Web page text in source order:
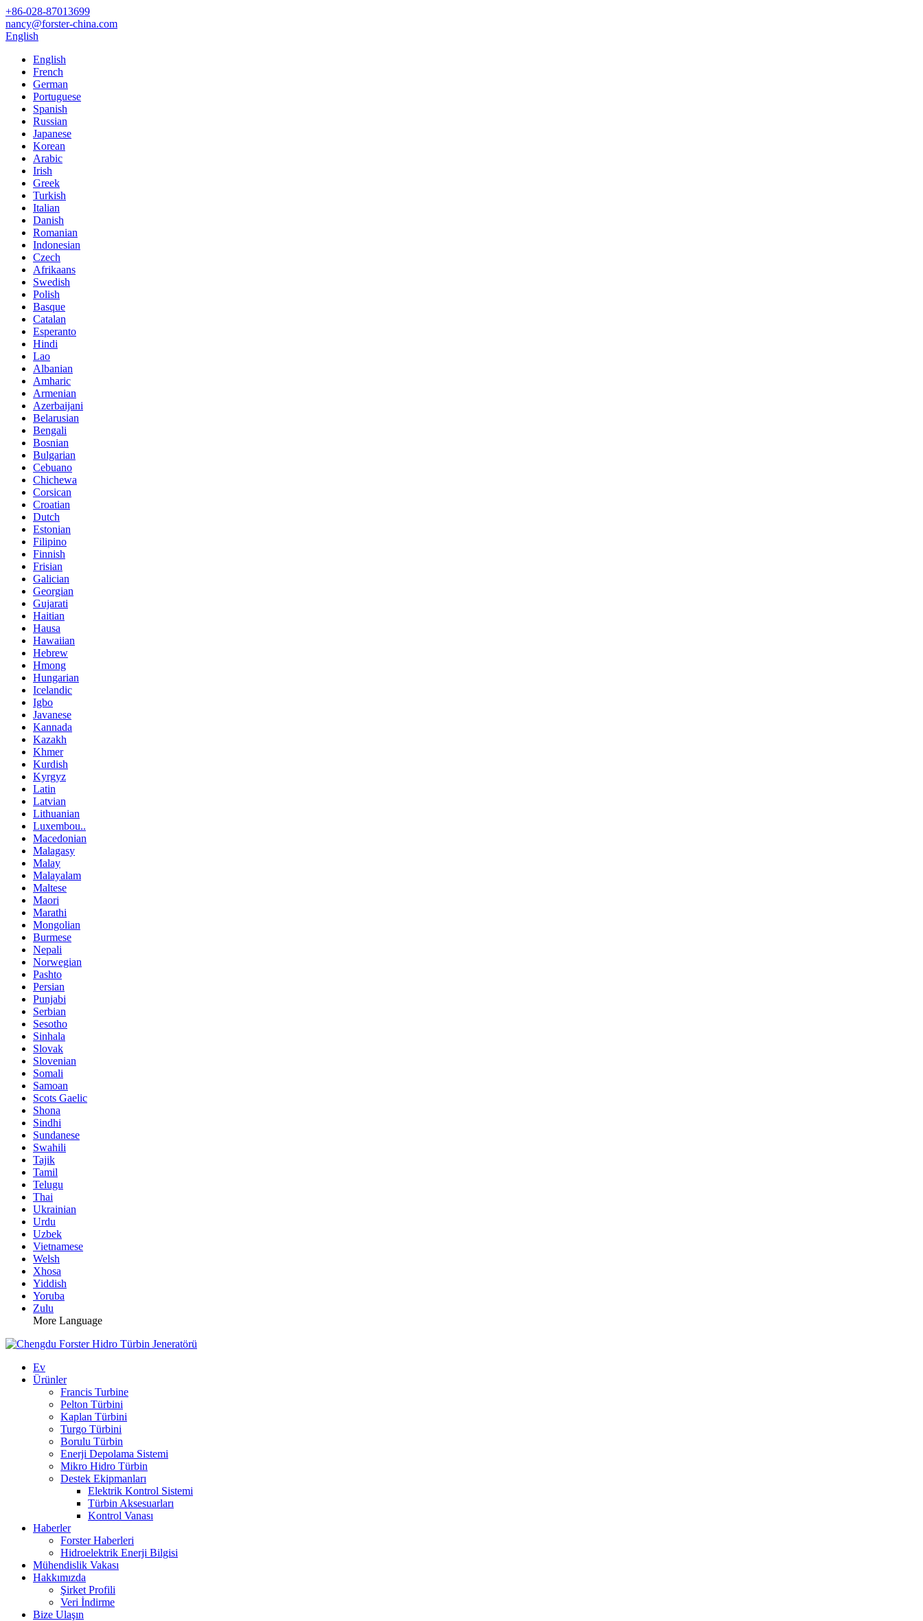
+86-028-87013699
nancy@forster-china.com
English
English
French
German
Portuguese
Spanish
Russian
Japanese
Korean
Arabic
Irish
Greek
Turkish
Italian
Danish
Romanian
Indonesian
Czech
Afrikaans
Swedish
Polish
Basque
Catalan
Esperanto
Hindi
Lao
Albanian
Amharic
Armenian
Azerbaijani
Belarusian
Bengali
Bosnian
Bulgarian
Cebuano
Chichewa
Corsican
Croatian
Dutch
Estonian
Filipino
Finnish
Frisian
Galician
Georgian
Gujarati
Haitian
Hausa
Hawaiian
Hebrew
Hmong
Hungarian
Icelandic
Igbo
Javanese
Kannada
Kazakh
Khmer
Kurdish
Kyrgyz
Latin
Latvian
Lithuanian
Luxembou..
Macedonian
Malagasy
Malay
Malayalam
Maltese
Maori
Marathi
Mongolian
Burmese
Nepali
Norwegian
Pashto
Persian
Punjabi
Serbian
Sesotho
Sinhala
Slovak
Slovenian
Somali
Samoan
Scots Gaelic
Shona
Sindhi
Sundanese
Swahili
Tajik
Tamil
Telugu
Thai
Ukrainian
Urdu
Uzbek
Vietnamese
Welsh
Xhosa
Yiddish
Yoruba
Zulu
More Language
Ev
Ürünler
Francis Turbine
Pelton Türbini
Kaplan Türbini
Turgo Türbini
Borulu Türbin
Enerji Depolama Sistemi
Mikro Hidro Türbin
Destek Ekipmanları
Elektrik Kontrol Sistemi
Türbin Aksesuarları
Kontrol Vanası
Haberler
Forster Haberleri
Hidroelektrik Enerji Bilgisi
Mühendislik Vakası
Hakkımızda
Şirket Profili
Veri İndirme
Bize Ulaşın